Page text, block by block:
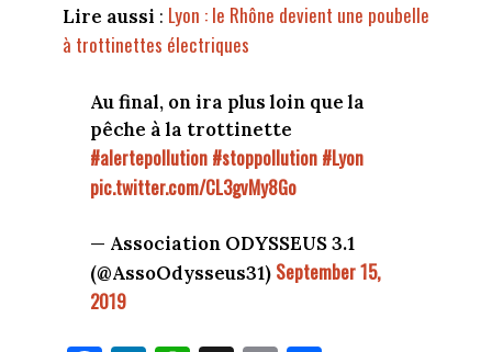
Lire aussi : Lyon : le Rhône devient une poubelle
à trottinettes électriques
Au final, on ira plus loin que la
pêche à la trottinette
#alertepollution #stoppollution #Lyon
pic.twitter.com/CL3gvMy8Go
— Association ODYSSEUS 3.1
(@AssoOdysseus31) September 15,
2019